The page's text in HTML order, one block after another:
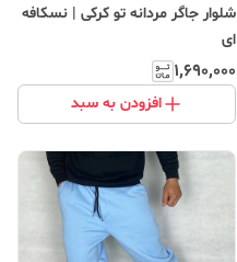
شلوار جاگر مردانه تو کرکی | نسکافه
ای
۱٬۶۹۰٬۰۰۰
افزودن به سبد